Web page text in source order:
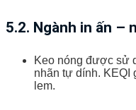
5.2. Ngành in ấn –
Keo nóng được sử
nhãn tự dính. KEQI
lem.